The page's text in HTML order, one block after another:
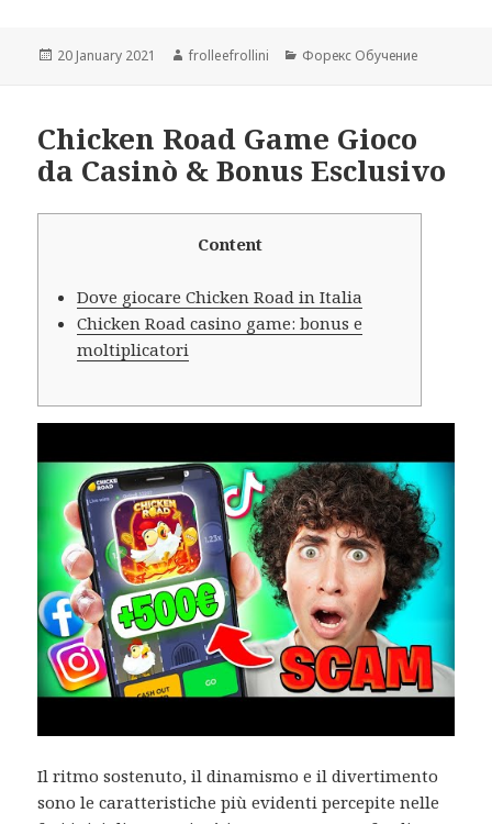
Posted
20 January 2021 Author
frolleefrollini Categories
Форекс Обучение
Chicken Road Game Gioco
da Casinò & Bonus Esclusivo
Content
Dove giocare Chicken Road in Italia
Chicken Road casino game: bonus e
moltiplicatori
Il ritmo sostenuto, il dinamismo e il divertimento
sono le caratteristiche più evidenti percepite nelle